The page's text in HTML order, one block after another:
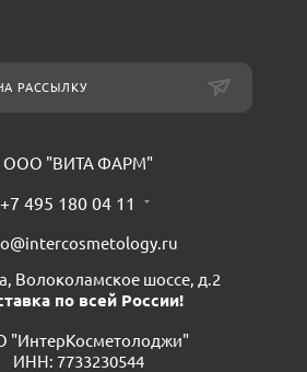
РАССЫЛКУ
ООО "ВИТА ФАРМ"
+7 495 180 04 11
Волоколамское шоссе, д.2
по всей России!
"ИнтерКосметолоджи"
ИНН: 7733230544